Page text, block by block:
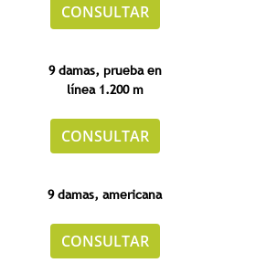
CONSULTAR
9 damas, prueba en
línea 1.200 m
CONSULTAR
9 damas, americana
CONSULTAR